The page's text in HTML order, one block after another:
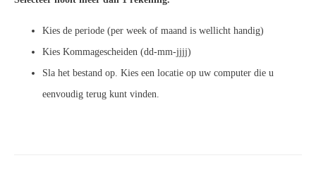
Kies de periode (per week of maand is wellicht handig)
Kies Kommagescheiden (dd-mm-jjjj)
Sla het bestand op. Kies een locatie op uw computer die u
eenvoudig terug kunt vinden.